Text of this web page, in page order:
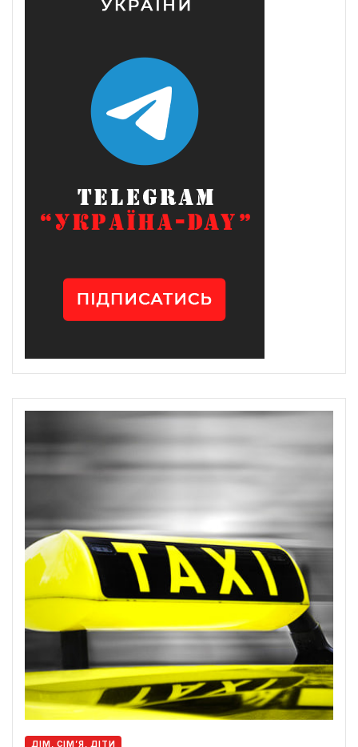
ДІМ, СІМ’Я, ДІТИ